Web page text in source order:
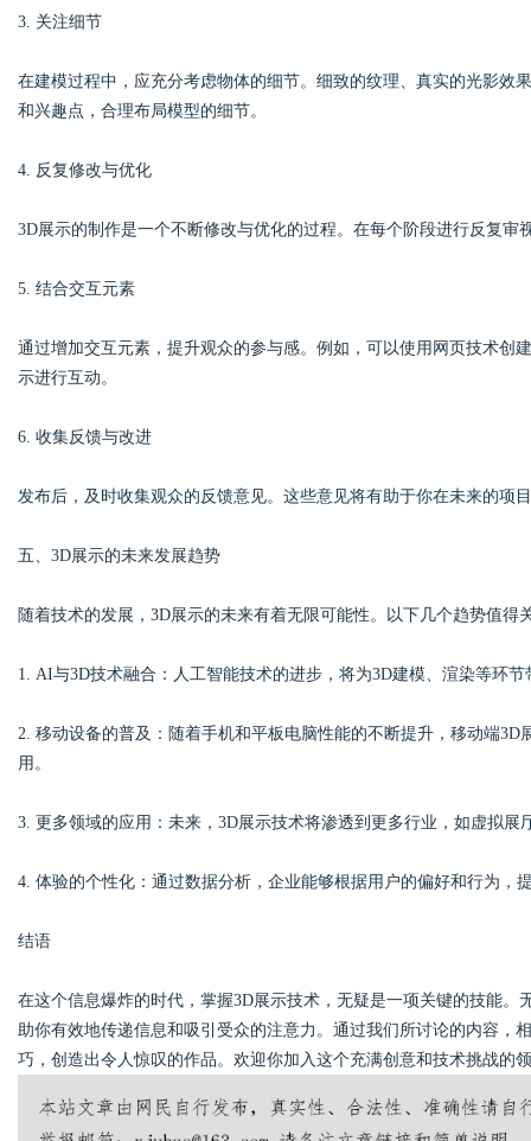
3. 关注细节
在建模过程中，应充分考虑物体的细节。细致的纹理、真实的光影效
和兴趣点，合理布局模型的细节。
4. 反复修改与优化
3D展示的制作是一个不断修改与优化的过程。在每个阶段进行反复审
5. 结合交互元素
通过增加交互元素，提升观众的参与感。例如，可以使用网页技术创
示进行互动。
6. 收集反馈与改进
发布后，及时收集观众的反馈意见。这些意见将有助于你在未来的项
五、3D展示的未来发展趋势
随着技术的发展，3D展示的未来有着无限可能性。以下几个趋势值得
1. AI与3D技术融合：人工智能技术的进步，将为3D建模、渲染等环
2. 移动设备的普及：随着手机和平板电脑性能的不断提升，移动端
用。
3. 更多领域的应用：未来，3D展示技术将渗透到更多行业，如虚拟
4. 体验的个性化：通过数据分析，企业能够根据用户的偏好和行为，
结语
在这个信息爆炸的时代，掌握3D展示技术，无疑是一项关键的技能
助你有效地传递信息和吸引受众的注意力。通过我们所讨论的内容，
巧，创造出令人惊叹的作品。欢迎你加入这个充满创意和技术挑战的